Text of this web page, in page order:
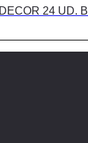
24 UD.